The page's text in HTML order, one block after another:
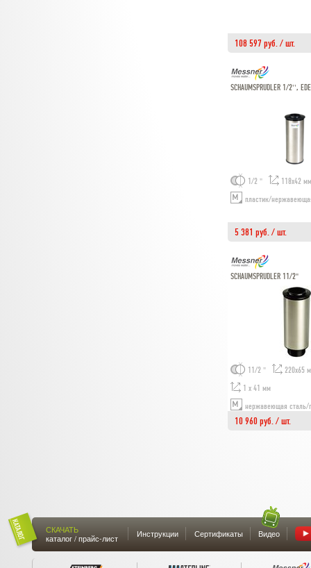
108 597 руб. / шт.
SCHAUMSPRUDLER 1/2'',
1/2 "
118х42 мм
пластик/
5 381 руб. / шт.
SCHAUMSPRUDLER 11/2"
11/2 "
220х65
1 х 41 мм
нержавеющая сталь/
10 960 руб. / шт.
СКАЧАТЬ
каталог / прайс-лист
Инструкции Сертификаты Видео